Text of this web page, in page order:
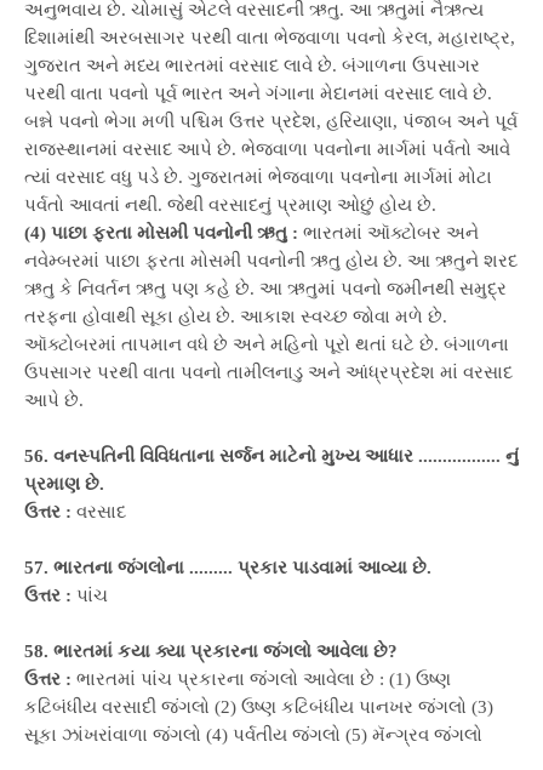
અનુભવાય છે. ચોમાસું એટલે વરસાદની ઋતુ. આ ઋતુમાં નૈઋત્ય
દિશામાંથી અરબસાગર પરથી વાતા ભેજવાળા પવનો કેરલ, મહારાષ્ટ્ર,
ગુજરાત અને મધ્ય ભારતમાં વરસાદ લાવે છે. બંગાળના ઉપસાગર
પરથી વાતા પવનો પૂર્વ ભારત અને ગંગાના મેદાનમાં વરસાદ લાવે છે.
બન્ને પવનો ભેગા મળી પશ્ચિમ ઉત્તર પ્રદેશ, હરિયાણા, પંજાબ અને પૂર્વ
રાજસ્થાનમાં વરસાદ આપે છે. ભેજવાળા પવનોના માર્ગમાં પર્વતો આવે
ત્યાં વરસાદ વધુ પડે છે. ગુજરાતમાં ભેજવાળા પવનોના માર્ગમાં મોટા
પર્વતો આવતાં નથી. જેથી વરસાદનું પ્રમાણ ઓછું હોય છે.
(4) પાછા ફરતા મોસમી પવનોની ઋતુ : ભારતમાં ઑક્ટોબર અને
નવેમ્બરમાં પાછા ફરતા મોસમી પવનોની ઋતુ હોય છે. આ ઋતુને શરદ
ઋતુ કે નિવર્તન ઋતુ પણ કહે છે. આ ઋતુમાં પવનો જમીનથી સમુદ્ર
તરફના હોવાથી સૂકા હોય છે. આકાશ સ્વચ્છ જોવા મળે છે.
ઑક્ટોબરમાં તાપમાન વધે છે અને મહિનો પૂરો થતાં ઘટે છે. બંગાળના
ઉપસાગર પરથી વાતા પવનો તામીલનાડુ અને આંધ્રપ્રદેશ માં વરસાદ
આપે છે.
56. વનસ્પતિની વિવિધતાના સર્જન માટેનો મુખ્ય આધાર ................. નું
પ્રમાણ છે.
ઉત્તર : વરસાદ
57. ભારતના જંગલોના ......... પ્રકાર પાડવામાં આવ્યા છે.
ઉત્તર : પાંચ
58. ભારતમાં કયા ક્યા પ્રકારના જંગલો આવેલા છે?
ઉત્તર : ભારતમાં પાંચ પ્રકારના જંગલો આવેલા છે : (1) ઉષ્ણ
કટિબંધીય વરસાદી જંગલો (2) ઉષ્ણ કટિબંધીય પાનખર જંગલો (3)
સૂકા ઝાંખરાંવાળા જંગલો (4) પર્વતીય જંગલો (5) મૅન્ગ્રવ જંગલો